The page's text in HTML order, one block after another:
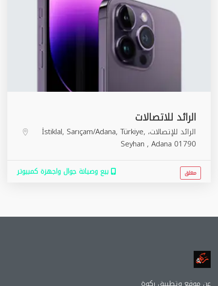
الرائد للاتصالات
الرائد للإتصالات، İstiklal, Sarıçam/Adana, Türkiye,
Seyhan , Adana 01790
بيع وصيانة جوال واجهزة كمبيوتر مغلق